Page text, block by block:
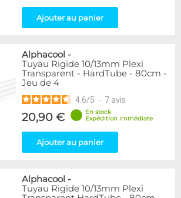
Ajouter au panier
Alphacool -
Tuyau Rigide 10/13mm Plexi
Transparent - HardTube - 80cm -
Jeu de 4
4.6/5 - 7 avis
20,90 €
En stock
Expédition immédiate
Ajouter au panier
Alphacool -
Tuyau Rigide 10/13mm Plexi